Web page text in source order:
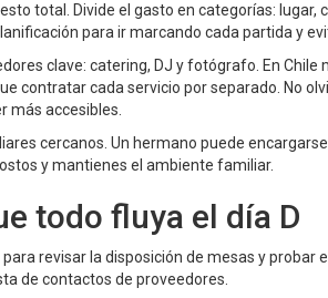
total. Divide el gasto en categorías:
para ir marcando cada partida y
clave: catering, DJ y fotógrafo. En
contratar cada servicio por separado. No
más accesibles.
cercanos. Un hermano puede
y mantienes el ambiente familiar.
todo fluya el día D
revisar la disposición de mesas y probar
de contactos de proveedores.